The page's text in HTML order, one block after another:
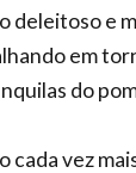
deleitoso e
em
do
cada vez